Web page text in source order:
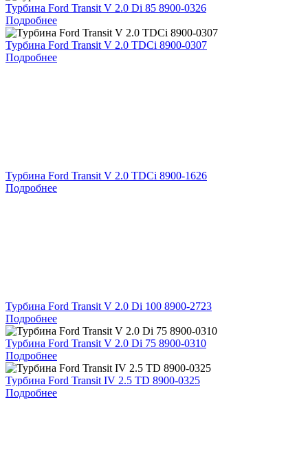
Турбина Ford Transit V 2.0 Di 85 8900-0326
Подробнее
Турбина Ford Transit V 2.0 TDCi 8900-0307
Подробнее
Турбина Ford Transit V 2.0 TDCi 8900-1626
Подробнее
Турбина Ford Transit V 2.0 Di 100 8900-2723
Подробнее
Турбина Ford Transit V 2.0 Di 75 8900-0310
Подробнее
Турбина Ford Transit IV 2.5 TD 8900-0325
Подробнее